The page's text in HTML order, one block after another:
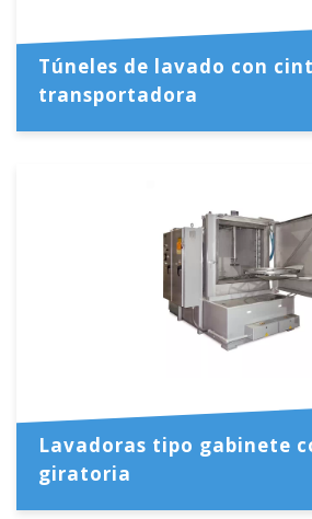
Túneles de lavado con
transportadora
Lavadoras tipo gabinete
giratoria